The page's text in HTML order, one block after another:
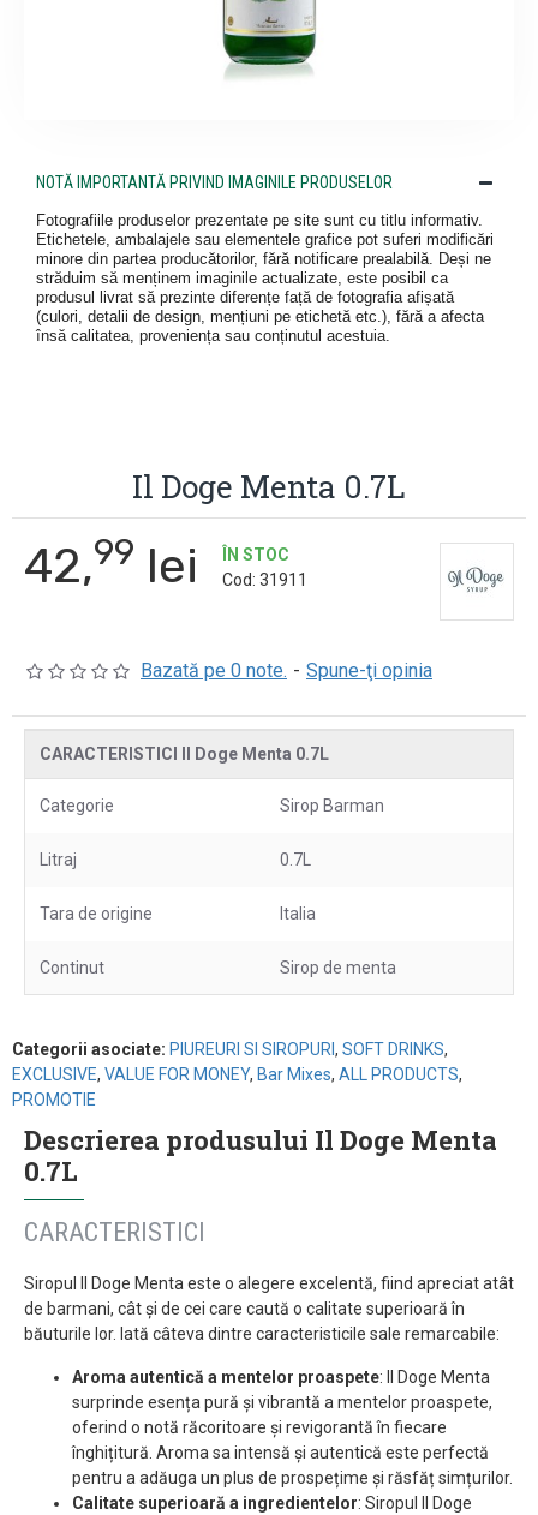
NOTĂ IMPORTANTĂ PRIVIND IMAGINILE PRODUSELOR
Fotografiile produselor prezentate pe site sunt cu titlu informativ.
Etichetele, ambalajele sau elementele grafice pot suferi modificări
minore din partea producătorilor, fără notificare prealabilă. Deși ne
străduim să menținem imaginile actualizate, este posibil ca
produsul livrat să prezinte diferențe față de fotografia afișată
(culori, detalii de design, mențiuni pe etichetă etc.), fără a afecta
însă calitatea, proveniența sau conținutul acestuia.
Il Doge Menta 0.7L
Bazată pe 0 note. - Spune-ţi opinia
42,99 lei
ÎN STOC
Cod: 31911
CARACTERISTICI Il Doge Menta 0.7L
Categorie Sirop Barman
Litraj 0.7L
Tara de origine Italia
Continut Sirop de menta
Categorii asociate: PIUREURI SI SIROPURI, SOFT DRINKS,
EXCLUSIVE, VALUE FOR MONEY, Bar Mixes, ALL PRODUCTS,
PROMOTIE
Descrierea produsului Il Doge Menta
0.7L
CARACTERISTICI
Siropul Il Doge Menta este o alegere excelentă, fiind apreciat atât
de barmani, cât și de cei care caută o calitate superioară în
băuturile lor. Iată câteva dintre caracteristicile sale remarcabile:
Aroma autentică a mentelor proaspete: Il Doge Menta
surprinde esența pură și vibrantă a mentelor proaspete,
oferind o notă răcoritoare și revigorantă în fiecare
înghițitură. Aroma sa intensă și autentică este perfectă
pentru a adăuga un plus de prospețime și răsfăț simțurilor.
Calitate superioară a ingredientelor: Siropul Il Doge